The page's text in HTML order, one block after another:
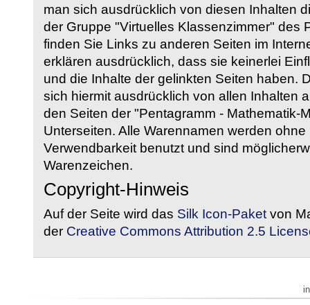
man sich ausdrücklich von diesen Inhalten
der Gruppe "Virtuelles Klassenzimmer" des
finden Sie Links zu anderen Seiten im
erklären ausdrücklich, dass sie keinerlei
und die Inhalte der gelinkten Seiten haben.
sich hiermit ausdrücklich von allen Inhalten
den Seiten der "Pentagramm - Mathematik-
Unterseiten. Alle Warennamen werden
Verwendbarkeit benutzt und sind
Warenzeichen.
Copyright-Hinweis
Auf der Seite wird das Silk Icon-Paket von
der Creative Commons Attribution 2.5